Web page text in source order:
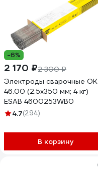
-6%
2 170 ₽2 300 ₽
Электроды сварочные OK
46.00 (2.5х350 мм; 4 кг)
ESAB 4600253WB0
4.7(294)
В корзину